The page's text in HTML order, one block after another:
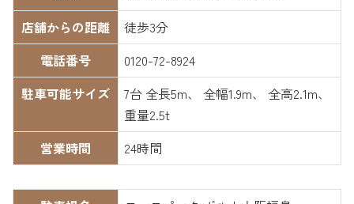
店舗からの距離
徒歩3分
電話番号
0120-72-8924
駐車可能サイズ
7台 全長5m、 全幅1.9m、 全高2.1m、
重量2.5t
営業時間
24時間